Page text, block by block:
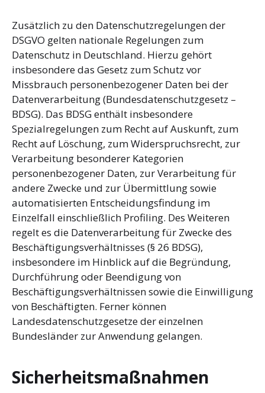
Zusätzlich zu den Datenschutzregelungen der
DSGVO gelten nationale Regelungen zum
Datenschutz in Deutschland. Hierzu gehört
insbesondere das Gesetz zum Schutz vor
Missbrauch personenbezogener Daten bei der
Datenverarbeitung (Bundesdatenschutzgesetz –
BDSG). Das BDSG enthält insbesondere
Spezialregelungen zum Recht auf Auskunft, zum
Recht auf Löschung, zum Widerspruchsrecht, zur
Verarbeitung besonderer Kategorien
personenbezogener Daten, zur Verarbeitung für
andere Zwecke und zur Übermittlung sowie
automatisierten Entscheidungsfindung im
Einzelfall einschließlich Profiling. Des Weiteren
regelt es die Datenverarbeitung für Zwecke des
Beschäftigungsverhältnisses (§ 26 BDSG),
insbesondere im Hinblick auf die Begründung,
Durchführung oder Beendigung von
Beschäftigungsverhältnissen sowie die Einwilligung
von Beschäftigten. Ferner können
Landesdatenschutzgesetze der einzelnen
Bundesländer zur Anwendung gelangen.
Sicherheitsmaßnahmen